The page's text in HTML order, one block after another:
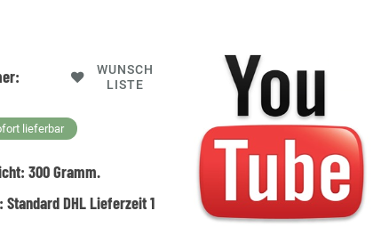
WUNSCH
LISTE
lieferbar
300Gramm.
Standard DHL Lieferzeit 1